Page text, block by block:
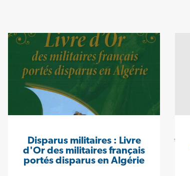
Disparus militaires : Livre
d'Or des militaires français
portés disparus en Algérie